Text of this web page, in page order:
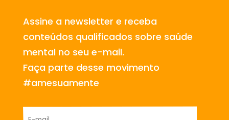
Assine a newsletter e receba
conteúdos qualificados sobre saúde
mental no seu e-mail.
Faça parte desse movimento
#amesuamente